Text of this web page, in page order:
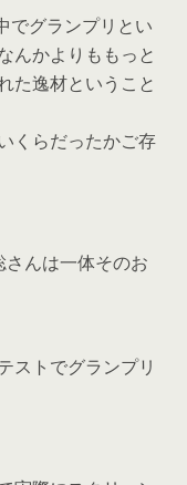
でグランプリとい
んかよりももっと
た逸材ということ
くらだったかご存
んは一体そのお
ストでグランプリ